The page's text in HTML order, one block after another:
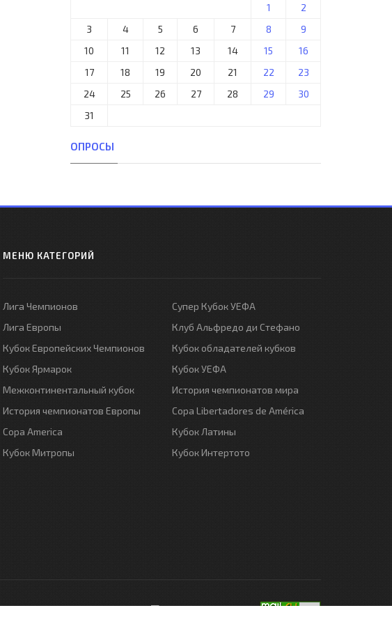
1
2
3
4 5 6 7 8
9
10
11 12 13 14 15
16
17
18 19 20 21 22
23
24
25 26 27 28 29
30
31
ОПРОСЫ
МЕНЮ КАТЕГОРИЙ
Лига Чемпионов
Лига Европы
Кубок Европейских Чемпионов
Кубок Ярмарок
Межконтинентальный кубок
История чемпионатов Европы
Copa America
Кубок Митропы
Супер Кубок УЕФА
Клуб Альфредо ди Стефано
Кубок обладателей кубков
Кубок УЕФА
История чемпионатов мира
Copa Libertadores de América
Кубок Латины
Кубок Интертото